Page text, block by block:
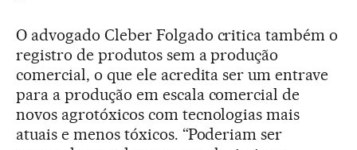
O advogado Cleber Folgado critica também o
registro de produtos sem a produção
comercial, o que ele acredita ser um entrave
para a produção em escala comercial de
novos agrotóxicos com tecnologias mais
atuais e menos tóxicos. “Poderiam ser